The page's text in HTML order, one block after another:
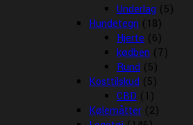
Underlag (5)
Hundetegn (18)
Hjerte (6)
kødben (7)
Rund (5)
Kosttilskud (5)
CBD (1)
Kølemåtter (2)